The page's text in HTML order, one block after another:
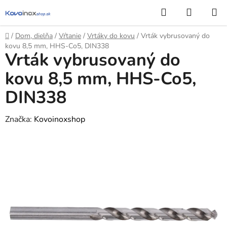
na
obsah
Hľadať
KOŠÍK
Domov
/ Dom, dielňa / Vŕtanie / Vrtáky do kovu / Vrták vybrusovaný do
kovu 8,5 mm, HHS-Co5, DIN338
Vrták vybrusovaný do
kovu 8,5 mm, HHS-Co5,
DIN338
Značka: Kovoinoxshop